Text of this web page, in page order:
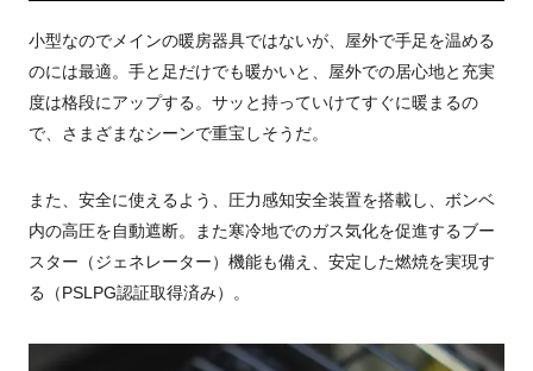
小型なのでメインの暖房器具ではないが、屋外で手足を温める
のには最適。手と足だけでも暖かいと、屋外での居心地と充実
度は格段にアップする。サッと持っていけてすぐに暖まるの
で、さまざまなシーンで重宝しそうだ。
また、安全に使えるよう、圧力感知安全装置を搭載し、ボンベ
内の高圧を自動遮断。また寒冷地でのガス気化を促進するブー
スター（ジェネレーター）機能も備え、安定した燃焼を実現す
る（PSLPG認証取得済み）。